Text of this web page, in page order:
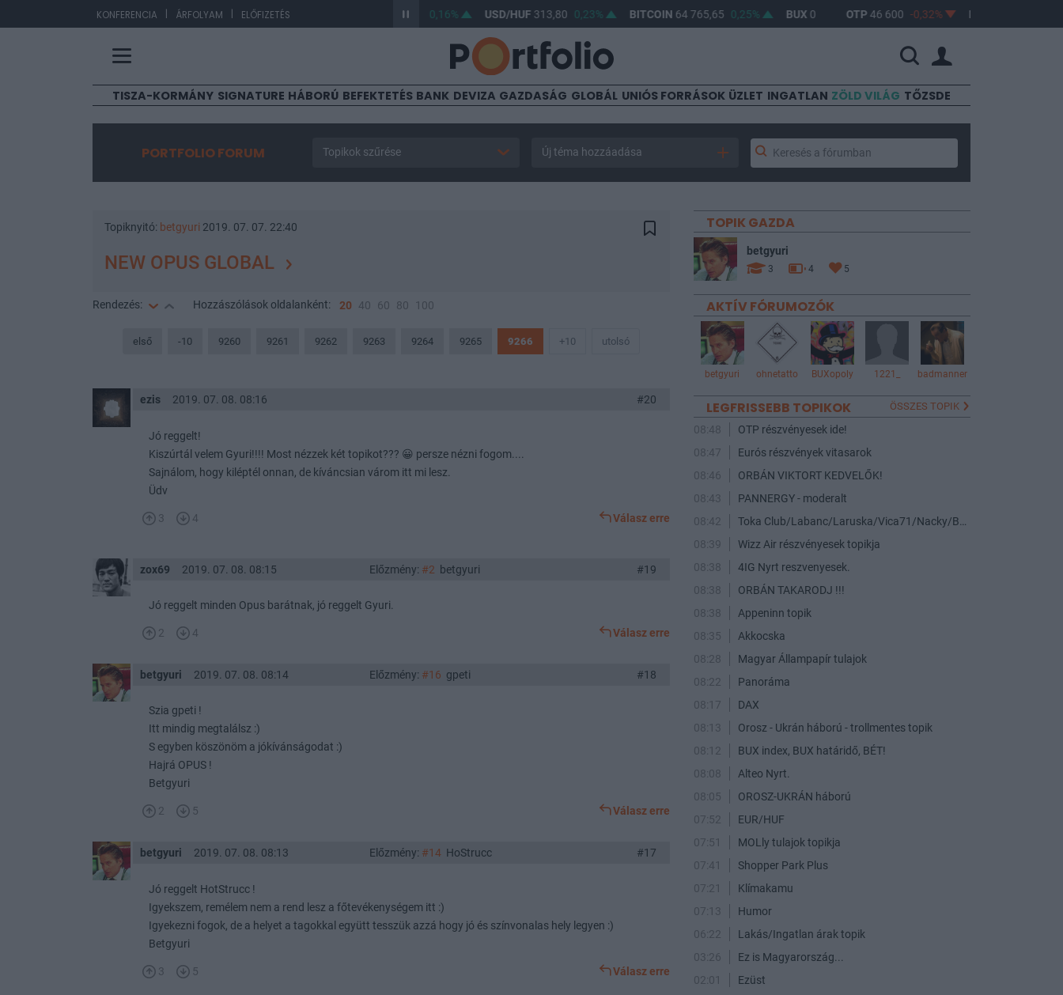
KONFERENCIA | ÁRFOLYAM | ELŐFIZETÉS 0,16% USD/HUF 313,80 0,23% BITCOIN64 765,65 0,25% BUX 0 OTP46 600 -0,32% MOL
TISZA-KORMÁNY SIGNATURE HÁBORÚ BEFEKTETÉS BANK DEVIZA GAZDASÁG GLOBÁL UNIÓS FORRÁSOK ÜZLET INGATLAN ZÖLD VILÁG TŐZSDE
PORTFOLIO FORUM Topikok szűrése Új téma hozzáadása
Topiknyitó: betgyuri 2019. 07. 07. 22:40
NEW OPUS GLOBAL
Rendezés: Hozzászólások oldalanként: 20 40 60 80 100
első -10 9260 9261 9262 9263 9264 9265 9266 +10 utolsó
ezis 2019. 07. 08. 08:16 #20
Jó reggelt!
Kiszúrtál velem Gyuri!!!! Most nézzek két topikot??? 😀 persze nézni fogom....
Sajnálom, hogy kiléptél onnan, de kíváncsian várom itt mi lesz.
Üdv
3 4 Válasz erre
zox69 2019. 07. 08. 08:15 Előzmény: #2 betgyuri #19
Jó reggelt minden Opus barátnak, jó reggelt Gyuri.
2 4 Válasz erre
betgyuri 2019. 07. 08. 08:14 Előzmény: #16 gpeti #18
Szia gpeti !
Itt mindig megtalálsz :)
S egyben köszönöm a jókívánságodat :)
Hajrá OPUS !
Betgyuri
2 5 Válasz erre
betgyuri 2019. 07. 08. 08:13 Előzmény: #14HoStrucc #17
Jó reggelt HotStrucc !
Igyekszem, remélem nem a rend lesz a főtevékenységem itt :)
Igyekezni fogok, de a helyet a tagokkal együtt tesszük azzá hogy jó és színvonalas hely legyen :)
Betgyuri
3 5 Válasz erre
TOPIK GAZDA
betgyuri
3 4 5
AKTÍV FÓRUMOZÓK
betgyuri ohnetatto BUXopoly 1221_ badmanner
LEGFRISSEBB TOPIKOK ÖSSZES TOPIK
08:48
OTP részvényesek ide!
08:47
Eurós részvények vitasarok
08:46
ORBÁN VIKTORT KEDVELŐK!
08:43
PANNERGY - moderalt
08:42
08:39
Wizz Air részvényesek topikja
08:38
4IG Nyrt reszvenyesek.
08:38
ORBÁN TAKARODJ !!!
08:38
Appeninn topik
08:35
Akkocska
08:28
Magyar Állampapír tulajok
08:22
Panoráma
08:17
DAX
08:13
Orosz - Ukrán háború - trollmentes topik
08:12
BUX index, BUX határidő, BÉT!
08:08
Alteo Nyrt.
08:05
OROSZ-UKRÁN háború
07:52
EUR/HUF
07:51
MOLly tulajok topikja
07:41
Shopper Park Plus
07:21
Klímakamu
07:13
Humor
06:22
Lakás/Ingatlan árak topik
03:26
Ez is Magyarország...
02:01
Ezüst